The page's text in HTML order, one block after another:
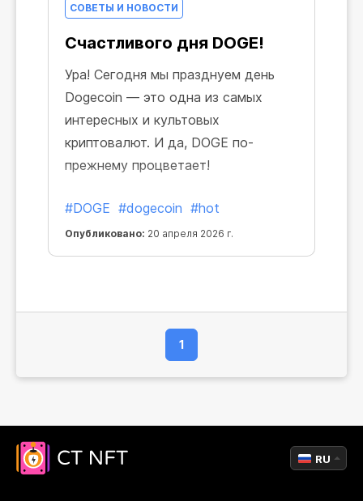
СОВЕТЫ И НОВОСТИ
Счастливого дня DOGE!
Ура! Сегодня мы празднуем день
Dogecoin — это одна из самых
интересных и культовых
криптовалют. И да, DOGE по-
прежнему процветает!
#DOGE #dogecoin #hot
Опубликовано: 20 апреля 2026 г.
1
RU